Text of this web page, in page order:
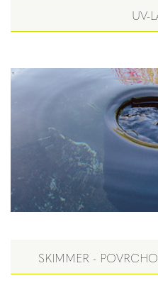
UV-
SKIMMER -